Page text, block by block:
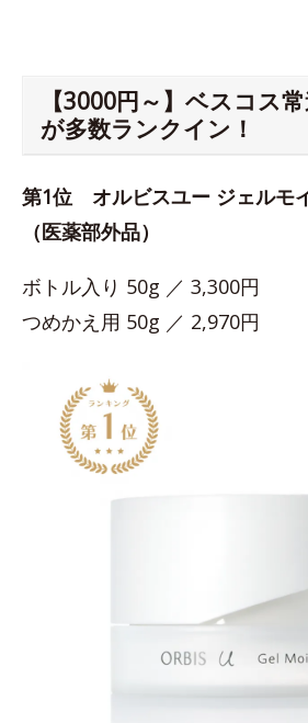
【3000円～】ベスコス
が多数ランクイン！
第1位 オルビスユー ジェルモ
（医薬部外品）
ボトル入り 50g ／ 3,300円
つめかえ用 50g ／ 2,970円